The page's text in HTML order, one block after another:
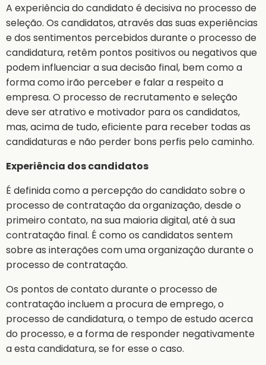
A experiência do candidato é decisiva no processo de
seleção. Os candidatos, através das suas experiências
e dos sentimentos percebidos durante o processo de
candidatura, retêm pontos positivos ou negativos que
podem influenciar a sua decisão final, bem como a
forma como irão perceber e falar a respeito a
empresa. O processo de recrutamento e seleção
deve ser atrativo e motivador para os candidatos,
mas, acima de tudo, eficiente para receber todas as
candidaturas e não perder bons perfis pelo caminho.
Experiência dos candidatos
É definida como a percepção do candidato sobre o
processo de contratação da organização, desde o
primeiro contato, na sua maioria digital, até à sua
contratação final. É como os candidatos sentem
sobre as interações com uma organização durante o
processo de contratação.
Os pontos de contato durante o processo de
contratação incluem a procura de emprego, o
processo de candidatura, o tempo de estudo acerca
do processo, e a forma de responder negativamente
a esta candidatura, se for esse o caso.